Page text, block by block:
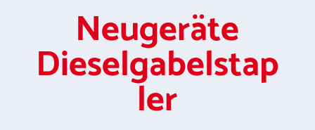
Neugeräte
Dieselgabelstap
ler